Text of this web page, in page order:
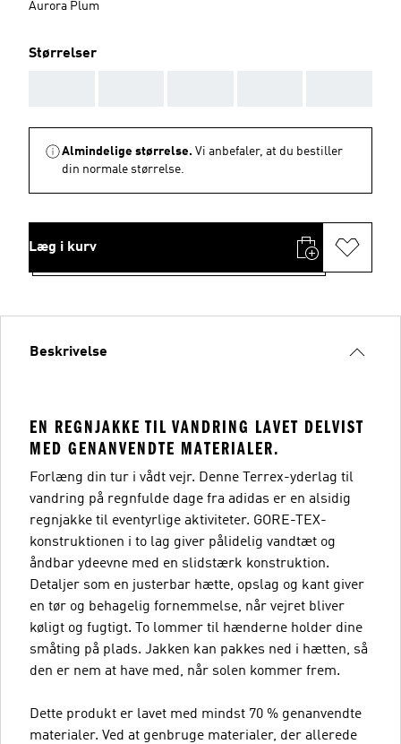
Aurora Plum
Størrelser
Almindelige størrelse. Vi anbefaler, at du bestiller
din normale størrelse.
Læg i kurv
Beskrivelse
EN REGNJAKKE TIL VANDRING LAVET DELVIST
MED GENANVENDTE MATERIALER.
Forlæng din tur i vådt vejr. Denne Terrex-yderlag til
vandring på regnfulde dage fra adidas er en alsidig
regnjakke til eventyrlige aktiviteter. GORE-TEX-
konstruktionen i to lag giver pålidelig vandtæt og
åndbar ydeevne med en slidstærk konstruktion.
Detaljer som en justerbar hætte, opslag og kant giver
en tør og behagelig fornemmelse, når vejret bliver
køligt og fugtigt. To lommer til hænderne holder dine
småting på plads. Jakken kan pakkes ned i hætten, så
den er nem at have med, når solen kommer frem.
Dette produkt er lavet med mindst 70 % genanvendte
materialer. Ved at genbruge materialer, der allerede